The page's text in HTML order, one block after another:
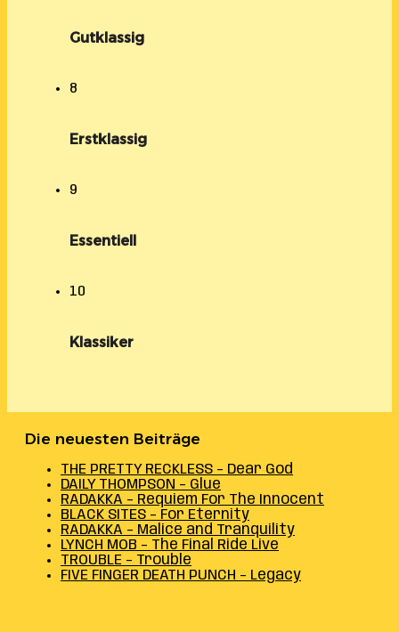
Gutklassig
8
Erstklassig
9
Essentiell
10
Klassiker
Die neuesten Beiträge
THE PRETTY RECKLESS – Dear God
DAILY THOMPSON – Glue
RADAKKA – Requiem For The Innocent
BLACK SITES – For Eternity
RADAKKA – Malice and Tranquility
LYNCH MOB – The Final Ride Live
TROUBLE – Trouble
FIVE FINGER DEATH PUNCH – Legacy